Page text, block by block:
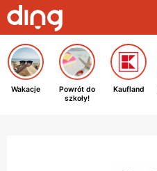
Wakacje
Powrót do
szkoły!
Kaufland